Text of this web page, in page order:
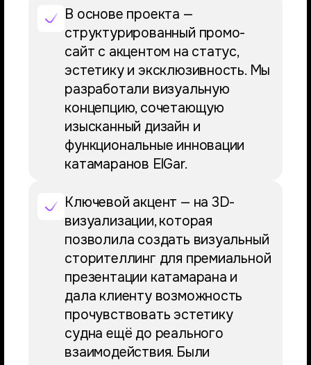
В основе проекта —
структурированный промо-
сайт с акцентом на статус,
эстетику и эксклюзивность. Мы
разработали визуальную
концепцию, сочетающую
изысканный дизайн и
функциональные инновации
катамаранов ElGar.
Ключевой акцент — на 3D-
визуализации, которая
позволила создать визуальный
сторителлинг для премиальной
презентации катамарана и
дала клиенту возможность
прочувствовать эстетику
судна ещё до реального
взаимодействия. Были